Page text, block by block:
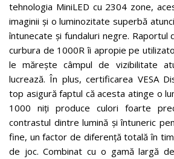
tehnologia MiniLED cu 2304 zone,
imaginii și o luminozitate superbă
întunecate și fundaluri negre. Raportul
curbura de 1000R îi apropie pe
le mărește câmpul de vizibilitate
lucrează. În plus, certificarea VESA
top asigură faptul că acesta atinge o
1000 niți produce culori foarte
contrastul dintre lumină și întuneric
fine, un factor de diferență totală în
de joc. Combinat cu o gamă largă